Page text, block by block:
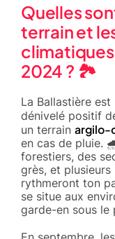
Quelles
terrain et
2024 ? 🏞️
La Ballastière
dénivelé positif
un terrain argilo-
en cas de pluie.
forestiers, des
grès, et
rythmeront ton
se situe aux
garde-en sous le